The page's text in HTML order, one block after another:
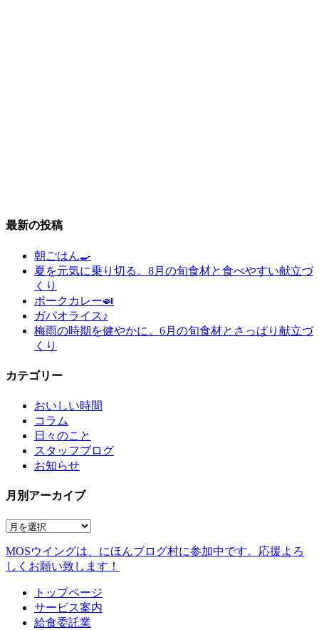
最新の投稿
朝ごはん🍳
夏を元気に乗り切る。8月の旬食材と食べやすい献立づ
くり
ポークカレー🍛
ガパオライス♪
梅雨の時期を健やかに。6月の旬食材とさっぱり献立づ
くり
カテゴリー
おいしい時間
コラム
日々のこと
スタッフブログ
お知らせ
月別アーカイブ
MOSウイングは、にほんブログ村に参加中です。 応援よろ
しくお願い致します！
トップページ
サービス案内
給食委託業